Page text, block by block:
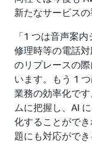
新たなサービスの
「1 つは音声案
修理時等の電話
のリプレースの
います。もう 1
業務の効率化で
ムに把握し、AI
化することがで
題にも対応がで